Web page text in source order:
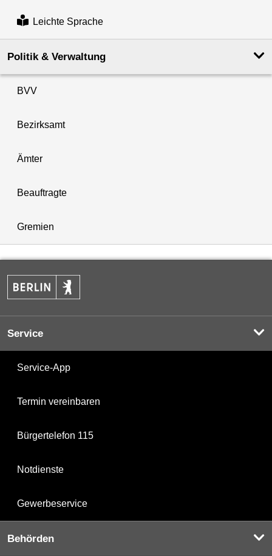
Leichte Sprache
Politik & Verwaltung
BVV
Bezirksamt
Ämter
Beauftragte
Gremien
Service
Service-App
Termin vereinbaren
Bürgertelefon 115
Notdienste
Gewerbeservice
Behörden